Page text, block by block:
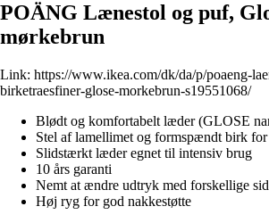
POÄNG Lænestol og puf,
mørkebrun
Link: https://www.ikea.com/dk/da/p/poaeng-
birketraesfiner-glose-morkebrun-s19551068/
Blødt og komfortabelt læder (GLOSE
Stel af lamellimet og formspændt birk
Slidstærkt læder egnet til intensiv brug
10 års garanti
Nemt at ændre udtryk med forskellige
Høj ryg for god nakkestøtte